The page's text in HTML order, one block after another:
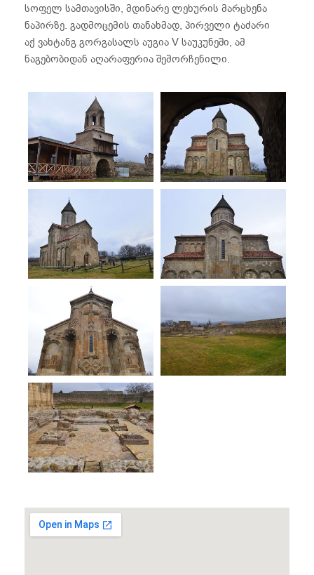
სოფელ სამთავისში, მდინარე ლეხურის მარცხენა
ნაპირზე. გადმოცემის თანახმად, პირველი ტაძარი
აქ ვახტანგ გორგასალს აუგია V საუკუნეში, ამ
ნაგებობიდან აღარაფერია შემორჩენილი.